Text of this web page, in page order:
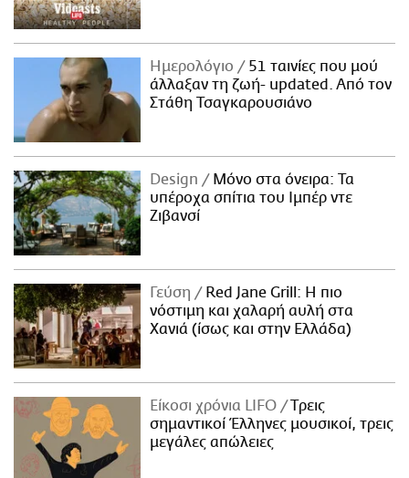
Ημερολόγιο
51 ταινίες που μού
άλλαξαν τη ζωή- updated. Aπό τον
Στάθη Τσαγκαρουσιάνο
Design
Μόνο στα όνειρα: Τα
υπέροχα σπίτια του Ιμπέρ ντε
Ζιβανσί
Γεύση
Red Jane Grill: Η πιο
νόστιμη και χαλαρή αυλή στα
Χανιά (ίσως και στην Ελλάδα)
Είκοσι χρόνια LIFO
Tρεις
σημαντικοί Έλληνες μουσικοί, τρεις
μεγάλες απώλειες